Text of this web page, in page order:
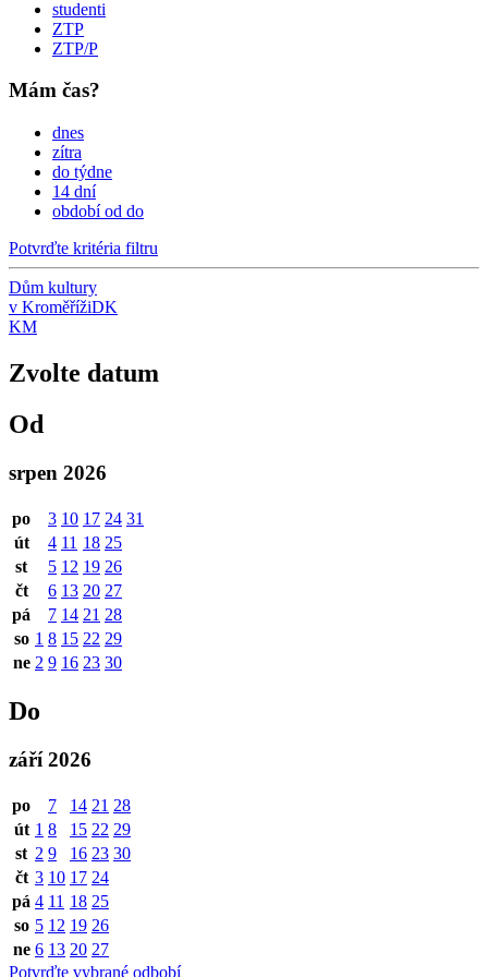
studenti
ZTP
ZTP/P
Mám čas?
dnes
zítra
do týdne
14 dní
období od do
Potvrďte kritéria filtru
Dům kultury
v KroměřížiDK
KM
Zvolte datum
Od
srpen 2026
po 3 10 17 24 31
út
4 11 18 25
st
5 12 19 26
čt
6 13 20 27
pá
7 14 21 28
so 1 8 15 22 29
ne 2 9 16 23 30
Do
září 2026
po 7 14 21 28
út 1 8 15 22 29
st 2 9 16 23 30
čt 3 10 17 24
pá 4 11 18 25
so 5 12 19 26
ne 6 13 20 27
Potvrďte vybrané odbobí